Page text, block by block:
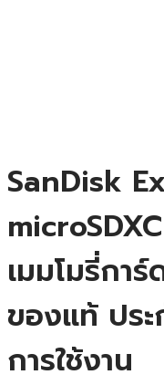
SanDisk
เมมโมรี่กา
ของแท้ ปร
การใช้งาน